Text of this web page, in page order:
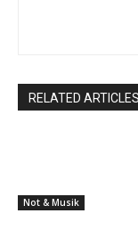
RELATED ARTICLES
Not & Musik